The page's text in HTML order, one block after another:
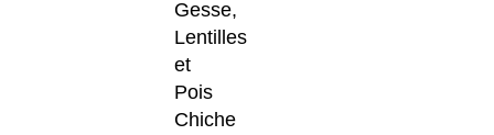
Gesse,
Lentilles
et
Pois
Chiche